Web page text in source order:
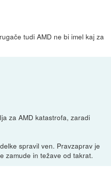
tudi AMD ne bi imel kaj za
za AMD katastrofa, zaradi
spravil ven. Pravzaprav je
zamude in težave od takrat.